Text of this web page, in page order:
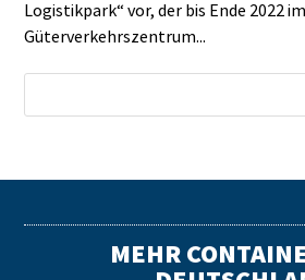
Logistikpark“ vor, der bis Ende 2022 im
Güterverkehrszentrum...
MEHR